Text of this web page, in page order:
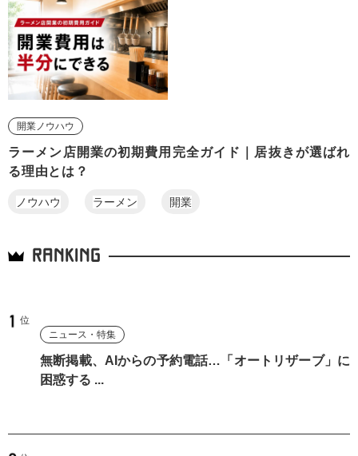
開業ノウハウ
ラーメン店開業の初期費用完全ガイド｜居抜きが選ばれ
る理由とは？
ノウハウ ラーメン 開業
RANKING
ニュース・特集
無断掲載、AIからの予約電話…「オートリザーブ」に
困惑する ...